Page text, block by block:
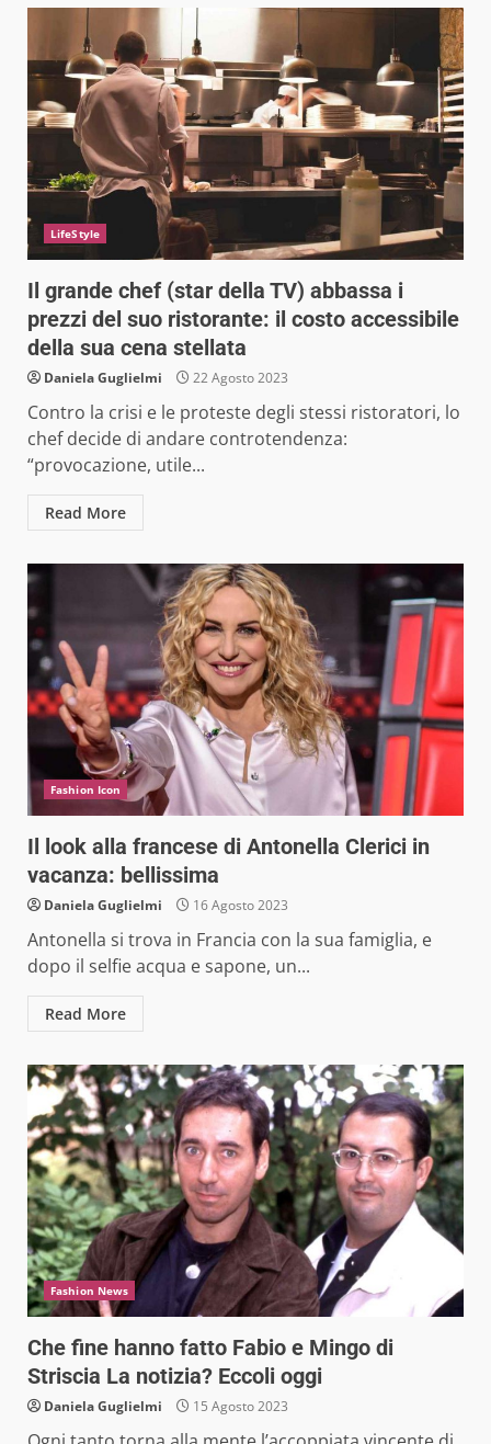
LifeStyle
Il grande chef (star della TV) abbassa i
prezzi del suo ristorante: il costo accessibile
della sua cena stellata
Daniela Guglielmi 22 Agosto 2023
Contro la crisi e le proteste degli stessi ristoratori, lo
chef decide di andare controtendenza:
“provocazione, utile...
Read More
Fashion Icon
Il look alla francese di Antonella Clerici in
vacanza: bellissima
Daniela Guglielmi 16 Agosto 2023
Antonella si trova in Francia con la sua famiglia, e
dopo il selfie acqua e sapone, un...
Read More
Fashion News
Che fine hanno fatto Fabio e Mingo di
Striscia La notizia? Eccoli oggi
Daniela Guglielmi 15 Agosto 2023